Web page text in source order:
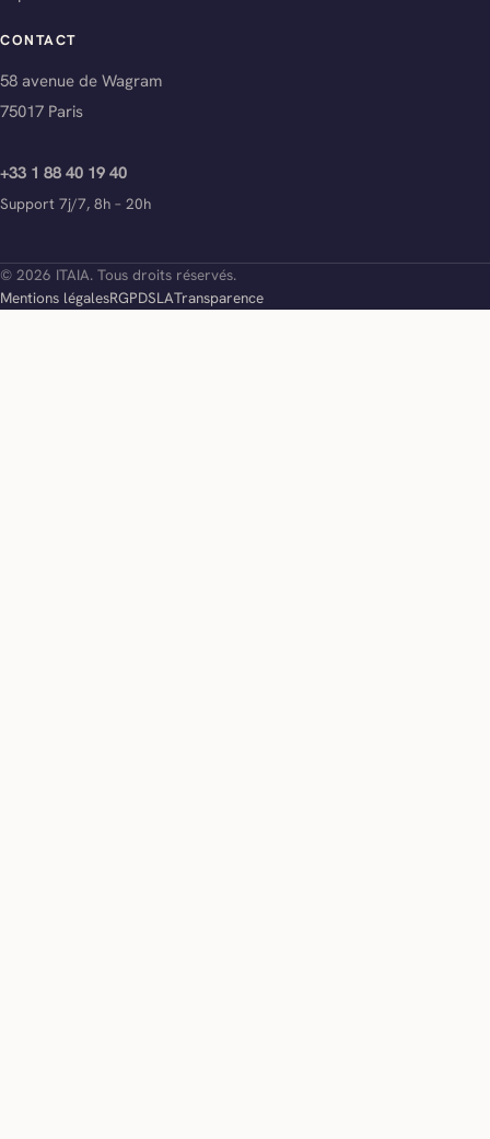
CONTACT
58 avenue de Wagram
75017 Paris
+33 1 88 40 19 40
Support 7j/7, 8h – 20h
© 2026 ITAIA. Tous droits réservés.
Mentions légalesRGPDSLATransparence